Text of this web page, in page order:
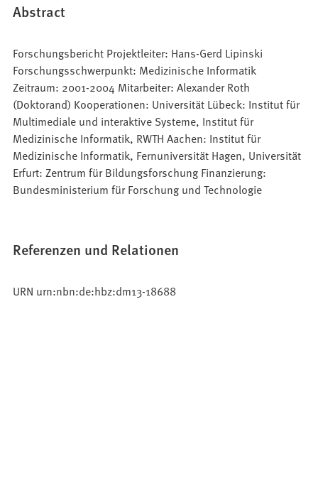
Abstract
Forschungsbericht Projektleiter: Hans-Gerd Lipinski
Forschungsschwerpunkt: Medizinische Informatik
Zeitraum: 2001-2004 Mitarbeiter: Alexander Roth
(Doktorand) Kooperationen: Universität Lübeck: Institut für
Multimediale und interaktive Systeme, Institut für
Medizinische Informatik, RWTH Aachen: Institut für
Medizinische Informatik, Fernuniversität Hagen, Universität
Erfurt: Zentrum für Bildungsforschung Finanzierung:
Bundesministerium für Forschung und Technologie
Referenzen und Relationen
URN urn:nbn:de:hbz:dm13-18688